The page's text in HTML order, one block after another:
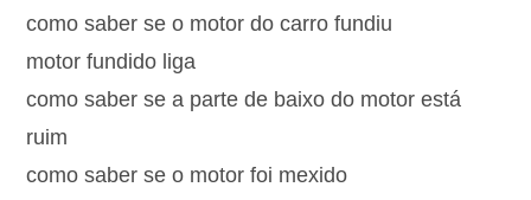
como saber se o motor do carro fundiu
motor fundido liga
como saber se a parte de baixo do motor está
ruim
como saber se o motor foi mexido